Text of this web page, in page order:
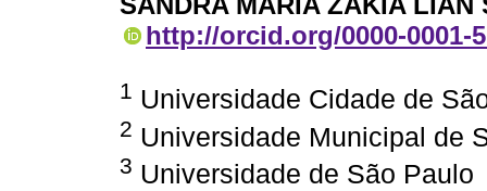
http://orcid.org/0000-0001-
1 Universidade Cidade de
2 Universidade Municipal de
3 Universidade de São Paulo